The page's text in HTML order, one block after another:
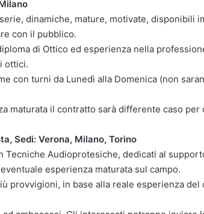
dinamiche, mature, motivate, disponibili
con il pubblico.
di Ottico ed esperienza nella
ottici.
con turni da Lunedì alla Domenica (non
maturata il contratto sarà differente caso per
Sedi: Verona, Milano, Torino
Tecniche Audioprotesiche, dedicati al
esperienza maturata sul campo.
provvigioni, in base alla reale esperienza del